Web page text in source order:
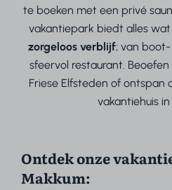
te boeken met een privé
vakantiepark biedt alles
zorgeloos verblijf; van
sfeervol restaurant.
Friese Elfsteden of ontspan
vakantiehuis
Ontdek onze
Makkum: